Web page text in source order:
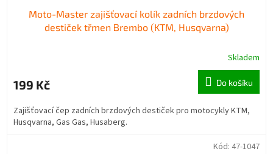
Moto-Master zajišťovací kolík zadních brzdových
destiček třmen Brembo (KTM, Husqvarna)
Skladem
199 Kč Do košíku
Zajišťovací čep zadních brzdových destiček pro motocykly KTM,
Husqvarna, Gas Gas, Husaberg.
Kód: 47-1047